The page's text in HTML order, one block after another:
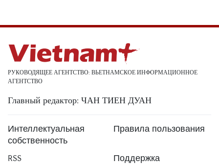
РУКОВОДЯЩЕЕ АГЕНТСТВО: ВЬЕТНАМСКОЕ ИНФОРМАЦИОННОЕ
АГЕНТСТВО
Главный редактор: ЧАН ТИЕН ДУАН
Интеллектуальная
собственность
Правила пользования
RSS Поддержка